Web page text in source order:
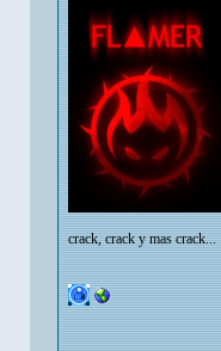
crack, crack y mas crack...